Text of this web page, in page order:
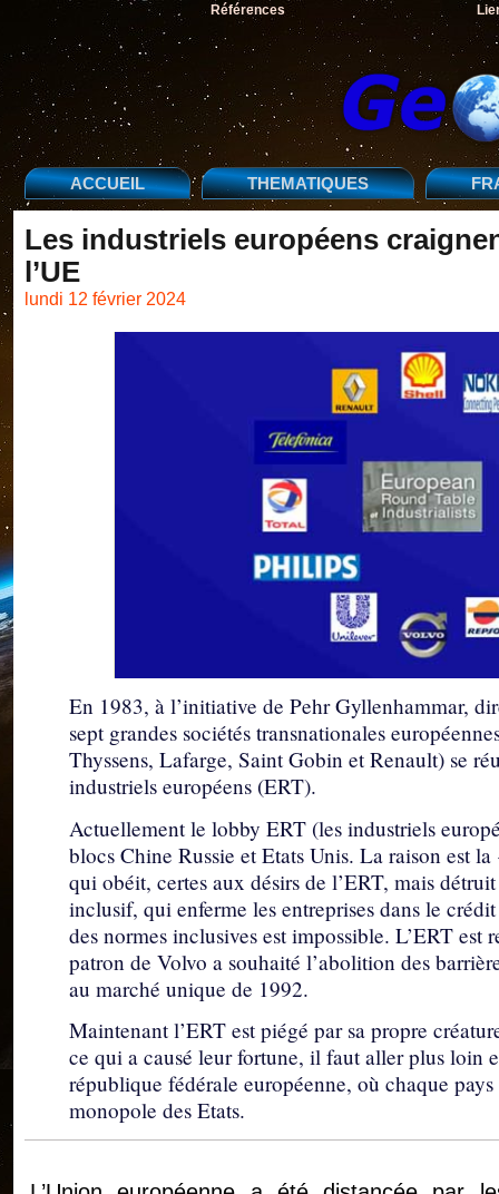
Références
ACCUEIL THEMATIQUES
Les industriels européens
l’UE
lundi 12 février 2024
En 1983, à l’initiative de Pehr Gyllenhammar,
sept grandes sociétés transnationales
Thyssens, Lafarge, Saint Gobin et Renault) se
industriels européens (ERT).
Actuellement le lobby ERT (les industriels
blocs Chine Russie et Etats Unis. La raison est
qui obéit, certes aux désirs de l’ERT, mais
inclusif, qui enferme les entreprises dans le
des normes inclusives est impossible. L’ERT
patron de Volvo a souhaité l’abolition des
au marché unique de 1992.
Maintenant l’ERT est piégé par sa propre
ce qui a causé leur fortune, il faut aller plus loin
république fédérale européenne, où chaque
monopole des Etats.